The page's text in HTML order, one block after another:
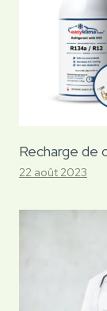
Recharge de
22 août 2023